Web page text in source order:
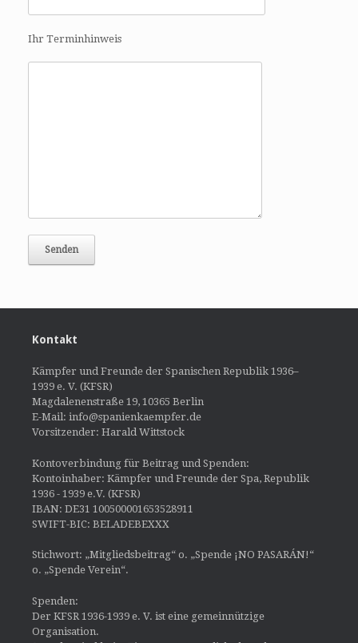
Ihr Terminhinweis
Kontakt
Kämpfer und Freunde der Spanischen Republik 1936–
1939 e. V. (KFSR)
Magdalenenstraße 19, 10365 Berlin
E-Mail: info@spanienkaempfer.de
Vorsitzender: Harald Wittstock
Kontoverbindung für Beitrag und Spenden:
Kontoinhaber: Kämpfer und Freunde der Spa, Republik
1936 - 1939 e.V. (KFSR)
IBAN: DE31 100500001653528911
SWIFT-BIC: BELADEBEXXX
Stichwort: „Mitgliedsbeitrag“ o. „Spende ¡NO PASARÁN!“
o. „Spende Verein“.
Spenden:
Der KFSR 1936-1939 e. V. ist eine gemeinnützige
Organisation.